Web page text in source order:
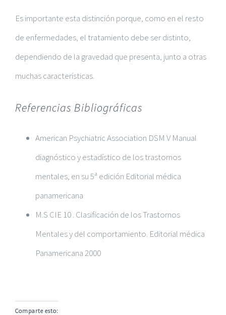
Es importante esta distinción porque, como en el resto
de enfermedades, el tratamiento debe ser distinto,
dependiendo de la gravedad que presenta, junto a otras
muchas características.
Referencias Bibliográficas
American Psychiatric Association DSM V Manual
diagnóstico y estadístico de los trastornos
mentales, en su 5ª edición Editorial médica
panamericana
M.S CIE 10 . Clasificación de los Trastornos
Mentales y del comportamiento. Editorial médica
Panamericana 2000
Comparte esto: